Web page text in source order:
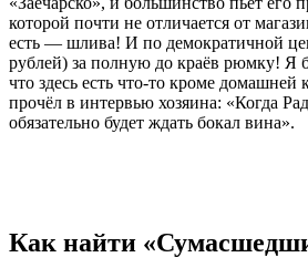
которой почти не отличается от
есть — шлива! И по демократичной
рублей) за полную до краёв рюмку! Я
что здесь есть что-то кроме
прочёл в интервью хозяина: «Когда
обязательно будет ждать бокал вина».
Как найти